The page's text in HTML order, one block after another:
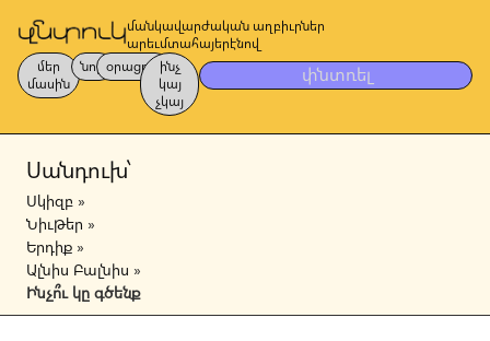
մանկավարժական աղբիւրներ
արեւմտահայերէնով
մեր
մասին
նոր օրացոյց
ինչ
կայ
չկայ
փնտռել
Սանդուխ՝
Սկիզբ »
Նիւթեր »
Երդիք »
Ալնիս Բալնիս »
Ինչո՞ւ կը գծենք